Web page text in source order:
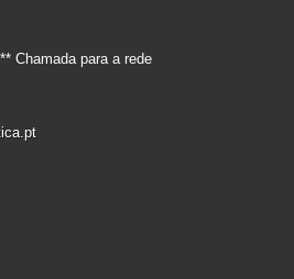
Chamada para a rede